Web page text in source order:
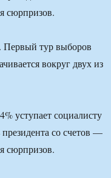
сюрпризов.
Первый тур выборов
вокруг двух из
уступает социалисту
со счетов —
сюрпризов.